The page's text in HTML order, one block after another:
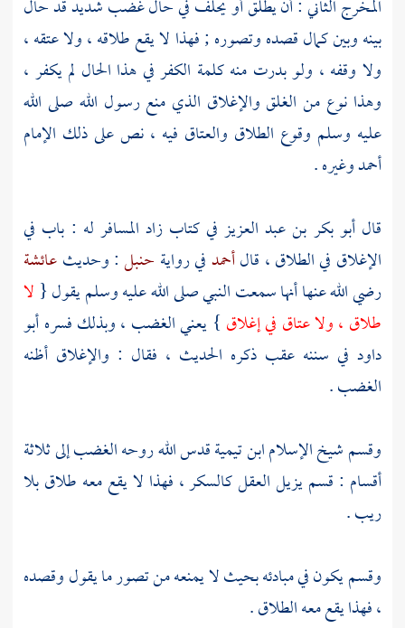
المخرج الثاني : أن يطلق أو يحلف في حال غضب شديد قد حال
بينه وبين كمال قصده وتصوره ; فهذا لا يقع طلاقه ، ولا عتقه ،
ولا وقفه ، ولو بدرت منه كلمة الكفر في هذا الحال لم يكفر ،
وهذا نوع من الغلق والإغلاق الذي منع رسول الله صلى الله
عليه وسلم وقوع الطلاق والعتاق فيه ، نص على ذلك الإمام
أحمد وغيره .
قالأبو بكر بن عبد العزيز في كتاب زاد المسافر له : باب في
الإغلاق في الطلاق ، قالأحمدفي رواية حنبل: وحديثعائشة
رضي الله عنها أنها سمعت النبي صلى الله عليه وسلم يقول { لا
طلاق ، ولا عتاق في إغلاق } يعني الغضب ، وبذلك فسرهأبو
داود في سننه عقب ذكره الحديث ، فقال : والإغلاق أظنه
الغضب .
وقسمشيخ الإسلام ابن تيميةقدس الله روحه الغضب إلى ثلاثة
أقسام : قسم يزيل العقل كالسكر ، فهذا لا يقع معه طلاق بلا
ريب .
وقسم يكون في مبادئه بحيث لا يمنعه من تصور ما يقول وقصده
، فهذا يقع معه الطلاق .